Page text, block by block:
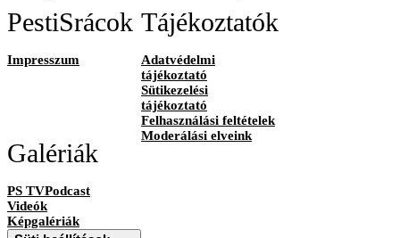
PestiSrácok
Impresszum
Tájékoztatók
Adatvédelmi
tájékoztató
Sütikezelési
tájékoztató
Felhasználási feltételek
Moderálási elveink
Galériák
PS TVPodcast
Videók
Képgalériák